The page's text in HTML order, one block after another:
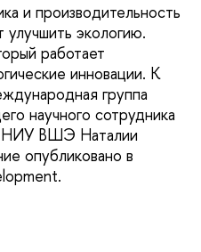
и производительность
улучшить экологию.
работает
инновации. К
группа
научного сотрудника
ВШЭ Наталии
опубликовано в